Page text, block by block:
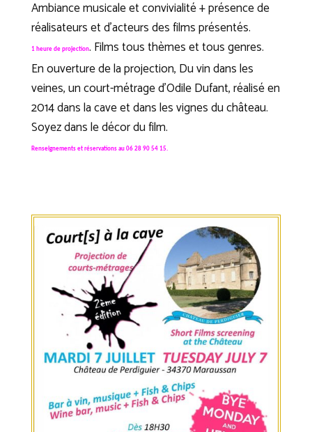
Ambiance musicale et convivialité + présence de
réalisateurs et d’acteurs des films présentés.
1 heure de projection. Films tous thèmes et tous genres.
En ouverture de la projection, Du vin dans les
veines, un court-métrage d’Odile Dufant, réalisé en
2014 dans la cave et dans les vignes du château.
Soyez dans le décor du film.
Renseignements et réservations au 06 28 90 54 15.